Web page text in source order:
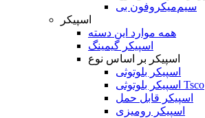
میکروفون بی‌‎سیم
اسپیکر
همه موارد این دسته
اسپیکر گیمینگ
اسپیکر بر اساس نوع
اسپیکر بلوتوثی
اسپیکر بلوتوثی Tsco
اسپیکر قابل حمل
اسپیکر رومیزی